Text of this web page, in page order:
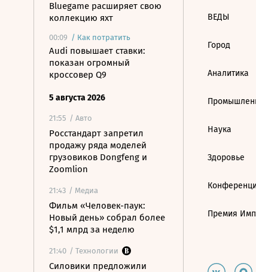
Bluegame расширяет свою
коллекцию яхт
00:09 / Как потратить
Audi повышает ставки:
показан огромный
кроссовер Q9
5 августа 2026
21:55 / Авто
Росстандарт запретил
продажу ряда моделей
грузовиков Dongfeng и
Zoomlion
21:43 / Медиа
Фильм «Человек-паук:
Новый день» собрал более
$1,1 млрд за неделю
21:40 / Технологии
Силовики предложили
ВЕДЫ
Город
Аналитика
Наука
Здоровье
Премия